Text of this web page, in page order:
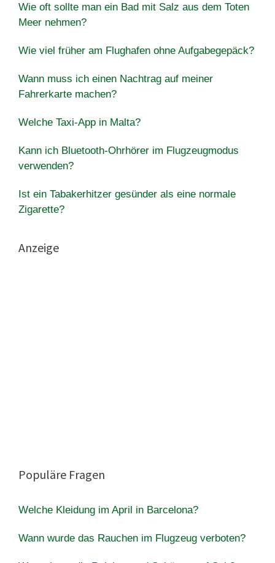
Wie oft sollte man ein Bad mit Salz aus dem Toten
Meer nehmen?
Wie viel früher am Flughafen ohne Aufgabegepäck?
Wann muss ich einen Nachtrag auf meiner
Fahrerkarte machen?
Welche Taxi-App in Malta?
Kann ich Bluetooth-Ohrhörer im Flugzeugmodus
verwenden?
Ist ein Tabakerhitzer gesünder als eine normale
Zigarette?
Anzeige
Populäre Fragen
Welche Kleidung im April in Barcelona?
Wann wurde das Rauchen im Flugzeug verboten?